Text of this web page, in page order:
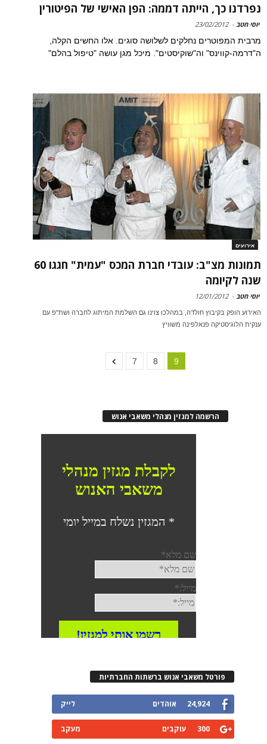
נפרדנו כך, הייתה דממה: הפן האישי של הפיטורין
יוסי חטב -
23/02/2012
מרבית המפוטרים נחלקים לשלושה סוגים. אלו החשים הקלה,
ה"דרמה-קווינס" וה"שוקיסטים". מיכל מגן עושה "טיפול בהלם"
אירועים
תמונות מצ"ב: עובדי חברת המכס "עמית" חגגו 60
שנה לקיומה
יוסי חטב -
12/01/2012
האירוע הופק בקיבוץ חולדה, במהלכו צוינו גם השלמת המיתוג לחברה ושת"פ עם
ענקית הלוגיסטיקה פנאלפינה משוויץ
7 8 9
הרשמה למגזין מנהלי משאבי אנוש
פורטל משאבי אנוש ברשתות החברתיות
24,924 אוהדים לייק
300 עוקבים מעקב